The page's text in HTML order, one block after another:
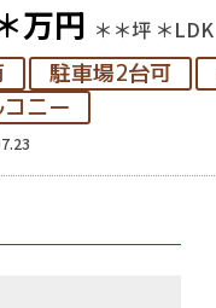
万円 ＊＊坪 ＊LDK
駐車場2台可
ニー